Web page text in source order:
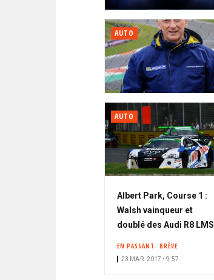
AUTO
AUTO
Albert Park, Course 1 :
Walsh vainqueur et
doublé des Audi R8 LMS
EN PASSANT BRÈVE
23 MAR. 2017 • 9:57